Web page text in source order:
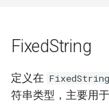
FixedString
定义在
符串类型，主要用